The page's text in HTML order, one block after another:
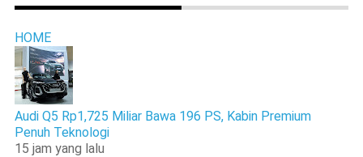
HOME
Audi Q5 Rp1,725 Miliar Bawa 196 PS, Kabin Premium
Penuh Teknologi
15 jam yang lalu